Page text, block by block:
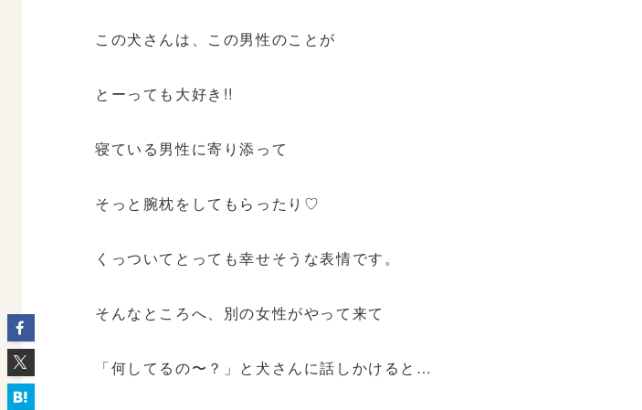
この犬さんは、この男性のことが
とーっても大好き!!
寝ている男性に寄り添って
そっと腕枕をしてもらったり♡
くっついてとっても幸せそうな表情です。
そんなところへ、別の女性がやって来て
「何してるの〜？」と犬さんに話しかけると…